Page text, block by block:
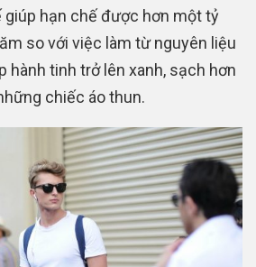
giúp hạn chế được hơn một tỷ
so với việc làm từ nguyên liệu
hành tinh trở lên xanh, sạch hơn
chiếc áo thun.